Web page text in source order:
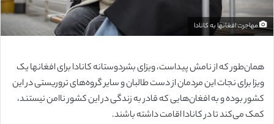
مهاجرت افغانها به کانادا
همان‌طور که از نامش پیداست، ویزای بشردوستانه کانادا برای افغانها یک
ویزا برای نجات این مردمان از دست طالبان و سایر گروه‌های تروریستی در این
کشور بوده و به افغان‌هایی که قادر به زندگی در این کشور ناامن نیستند،
کمک می‌کند تا در کانادا اقامت داشته باشند.